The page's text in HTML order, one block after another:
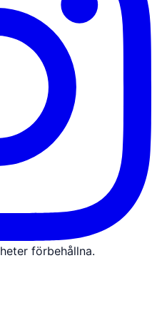
förbehållna.